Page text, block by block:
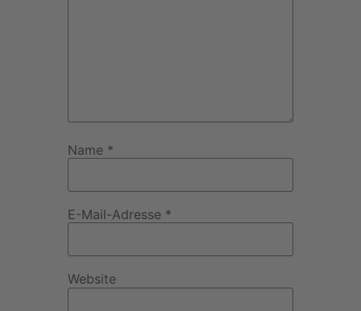
Name *
E-Mail-Adresse *
Website